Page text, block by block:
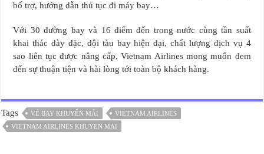
bổ trợ, hướng dẫn thủ tục đi máy bay…
Với 30 đường bay và 16 điểm đến trong nước cùng tần suất
khai thác dày đặc, đội tàu bay hiện đại, chất lượng dịch vụ 4
sao liên tục được nâng cấp, Vietnam Airlines mong muốn đem
đến sự thuận tiện và hài lòng tới toàn bộ khách hàng.
Tags VÉ BAY KHUYẾN MÃI
VIETNAM AIRLINES
VIETNAM AIRLINES KHUYEN MAI